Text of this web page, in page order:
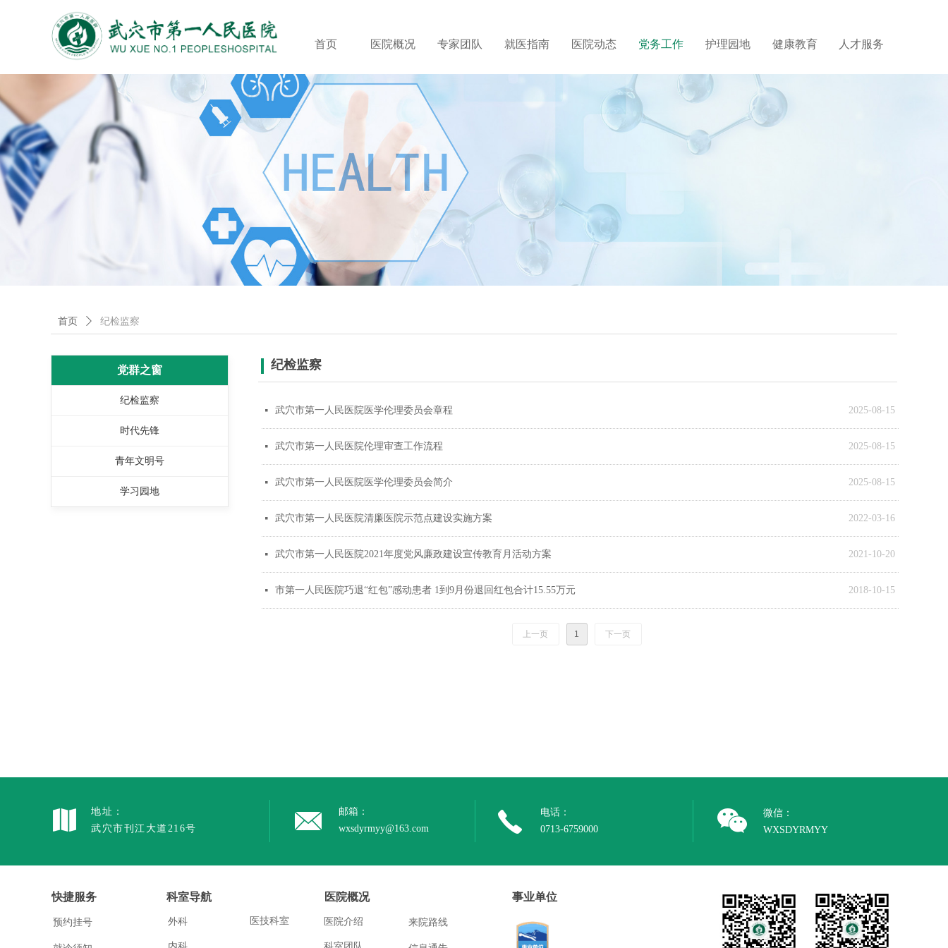
首页 医院概况 专家团队 就医指南 医院动态 党务工作 护理园地 健康教育 人才服务
首页 ꄲ 纪检监察
党群之窗
纪检监察
时代先锋
青年文明号
学习园地
纪检监察
2025-08-15
넷 武穴市第一人民医院医学伦理委员会章程
2025-08-15
넷 武穴市第一人民医院伦理审查工作流程
2025-08-15
넷 武穴市第一人民医院医学伦理委员会简介
2022-03-16
넷 武穴市第一人民医院清廉医院示范点建设实施方案
2021-10-20
넷 武穴市第一人民医院2021年度党风廉政建设宣传教育月活动方案
2018-10-15
넷 市第一人民医院巧退“红包”感动患者 1到9月份退回红包合计15.55万元
上一页 1 下一页
微信：
WXSDYRMYY
电话：
0713-6759000
邮箱：
wxsdyrmyy@163.com
地址：
武穴市刊江大道216号
快捷服务
预约挂号
科室导航
外科 医技科室
医院概况
医院介绍 来院路线
事业单位